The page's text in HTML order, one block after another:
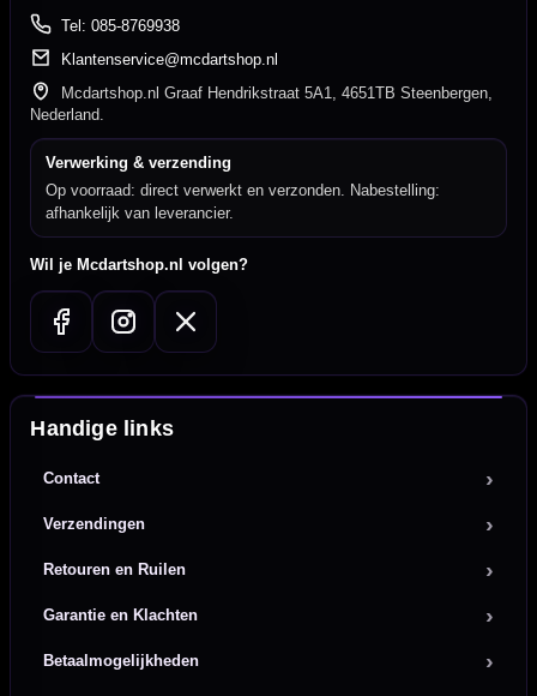
Tel: 085-8769938
Klantenservice@mcdartshop.nl
Mcdartshop.nl Graaf Hendrikstraat 5A1, 4651TB Steenbergen,
Nederland.
Verwerking & verzending
Op voorraad: direct verwerkt en verzonden. Nabestelling:
afhankelijk van leverancier.
Wil je Mcdartshop.nl volgen?
Handige links
Contact
Verzendingen
Retouren en Ruilen
Garantie en Klachten
Betaalmogelijkheden